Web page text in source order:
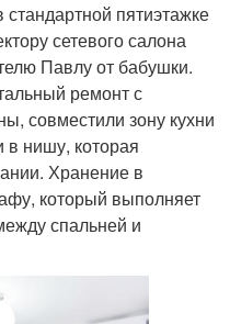
пятиэтажке
сетевого салона
Павлу от бабушки.
ремонт с
совместили зону кухни
в нишу, которая
Хранение в
который выполняет
спальней и